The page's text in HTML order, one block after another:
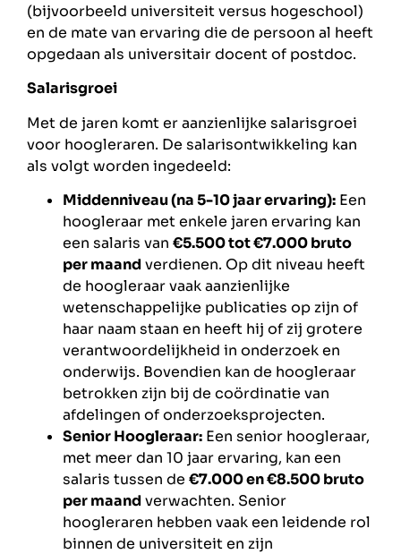
(bijvoorbeeld universiteit versus hogeschool)
en de mate van ervaring die de persoon al heeft
opgedaan als universitair docent of postdoc.
Salarisgroei
Met de jaren komt er aanzienlijke salarisgroei
voor hoogleraren. De salarisontwikkeling kan
als volgt worden ingedeeld:
Middenniveau (na 5-10 jaar ervaring): Een
hoogleraar met enkele jaren ervaring kan
een salaris van €5.500 tot €7.000 bruto
per maandverdienen. Op dit niveau heeft
de hoogleraar vaak aanzienlijke
wetenschappelijke publicaties op zijn of
haar naam staan en heeft hij of zij grotere
verantwoordelijkheid in onderzoek en
onderwijs. Bovendien kan de hoogleraar
betrokken zijn bij de coördinatie van
afdelingen of onderzoeksprojecten.
Senior Hoogleraar: Een senior hoogleraar,
met meer dan 10 jaar ervaring, kan een
salaris tussen de €7.000 en €8.500 bruto
per maandverwachten. Senior
hoogleraren hebben vaak een leidende rol
binnen de universiteit en zijn